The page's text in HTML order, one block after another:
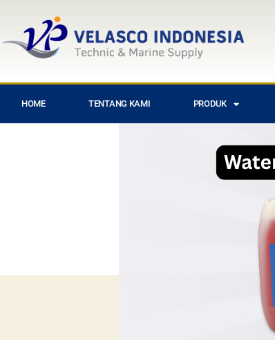
HOME TENTANG KAMI PRODUK